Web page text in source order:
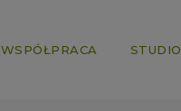
WSPÓŁPRACA STUDIO